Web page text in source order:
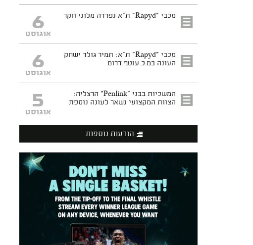
מכבי "Rapyd" ת"א נפרדה מלוני ווקר 6
אוגוסט
מכבי "Rapyd" ת"א: תמיר גולד ישחק
העונה במ.כ עוטף דרום
6
אוגוסט
המשכיות בבני "Penlink" הרצליה:
הצוות המקצועי נשאר לעונה נוספת
5
אוגוסט
הודעות נוספות